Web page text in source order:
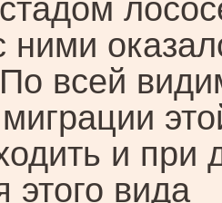
ними
всей
и при
этого вида